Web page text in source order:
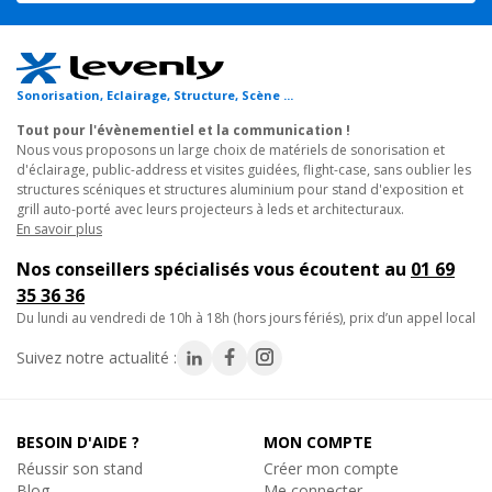
design pratique et ergonomique permet une mise en place
rapide et efficace, ce qui en fait un choix privilégié pour les
professionnels de l'événementiel et de l'installation.
Découvrez dès maintenant la poutre carrée QUA29-300 W -
Longueur 3 mètres, un élément indispensable pour donner vie à
vos projets les plus grandioses.
STRUCTURE BLANCHE POUR PORTIQUE ET STAND
D'EXPOSITION : Traverse poutre aluminium à assemblage
Structure aluminium en finition blanche, à assemblage rapide
pour vos stands, showrooms, grills autoportés, ponts
d'éclairages, ou encore totems.
- Finition blanche + mât pour plus de design ou de discrétion
- Section carrée pour supporter de plus grandes charges.
- Structure en alliage d'aluminium (EN AW 6082 T6) de 50mm de
Sonorisation, Eclairage, Structure, Scène ...
Tout pour l'évènementiel et la communication !
Nous vous proposons un large choix de matériels de sonorisation et
d'éclairage, public-address et visites guidées, flight-case, sans oublier les
structures scéniques et structures aluminium pour stand d'exposition et
grill auto-porté avec leurs projecteurs à leds et architecturaux.
En savoir plus
Nos conseillers spécialisés vous écoutent au 01 69
35 36 36
du lundi au vendredi de 10h à 18h (hors jours fériés), prix d’un appel local
Suivez notre actualité :
BESOIN D'AIDE ?
Réussir son stand
MON COMPTE
Créer mon compte